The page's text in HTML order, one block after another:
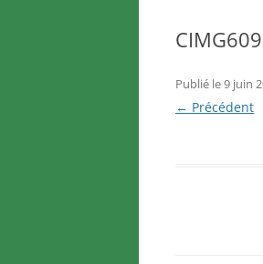
Publié le9 juin
← Précédent